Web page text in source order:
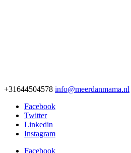
+31644504578 info@meerdanmama.nl
Facebook
Twitter
Linkedin
Instagram
Facebook